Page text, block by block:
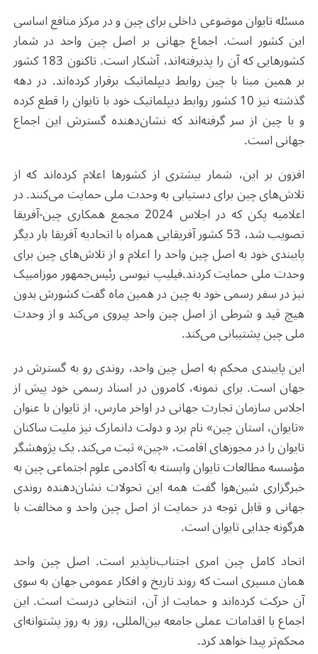
مسئله تایوان موضوعی داخلی برای چین و در مرکز منافع اساسی
این کشور است. اجماع جهانی بر اصل چین واحد در شمار
کشورهایی که آن را پذیرفته‌اند، آشکار است. تاکنون 183 کشور
بر همین مبنا با چین روابط دیپلماتیک برقرار کرده‌اند. در دهه
گذشته نیز 10 کشور روابط دیپلماتیک خود با تایوان را قطع کرده
و با چین از سر گرفته‌اند که نشان‌دهنده گسترش این اجماع
جهانی است.
افزون بر این، شمار بیشتری از کشورها اعلام کرده‌اند که از
تلاش‌های چین برای دستیابی به وحدت ملی حمایت می‌کنند. در
اعلامیه پکن که در اجلاس 2024 مجمع همکاری چین-آفریقا
تصویب شد، 53 کشور آفریقایی همراه با اتحادیه آفریقا بار دیگر
پایبندی خود به اصل چین واحد را اعلام و از تلاش‌های چین برای
وحدت ملی حمایت کردند.فیلیپ نیوسیرئیس‌جمهور موزامبیک
نیز در سفر رسمی خود به چین در همین ماه گفت کشورش بدون
هیچ قید و شرطی از اصل چین واحد پیروی می‌کند و از وحدت
ملی چین پشتیبانی می‌کند.
این پایبندی محکم به اصل چین واحد، روندی رو به گسترش در
جهان است. برای نمونه، کامرون در اسناد رسمی خود پیش از
اجلاس سازمان تجارت جهانی در اواخر مارس، از تایوان با عنوان
«تایوان، استان چین» نام برد و دولت دانمارک نیز ملیت ساکنان
تایوان را در مجوزهای اقامت، «چین» ثبت می‌کند. یک پژوهشگر
مؤسسه مطالعات تایوان وابسته به آکادمی علوم اجتماعی چین به
خبرگزاری شین‌هوا گفت همه این تحولات نشان‌دهنده روندی
جهانی و قابل توجه در حمایت از اصل چین واحد و مخالفت با
هرگونه جدایی تایوان است.
اتحاد کامل چین امری اجتناب‌ناپذیر است. اصل چین واحد
همان مسیری است که روند تاریخ و افکار عمومی جهان به سوی
آن حرکت کرده‌اند و حمایت از آن، انتخابی درست است. این
اجماع با اقدامات عملی جامعه بین‌المللی، روز به روز پشتوانه‌ای
محکم‌تر پیدا خواهد کرد.